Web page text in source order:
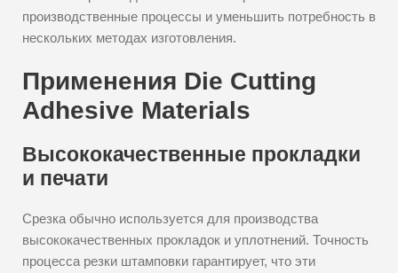
производственные процессы и уменьшить потребность в
нескольких методах изготовления.
Применения Die Cutting
Adhesive Materials
Высококачественные прокладки
и печати
Срезка обычно используется для производства
высококачественных прокладок и уплотнений. Точность
процесса резки штамповки гарантирует, что эти